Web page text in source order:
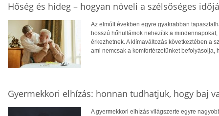
Hőség és hideg – hogyan növeli a szélsőséges
Az elmúlt években egyre gyakrabban
hosszú hőhullámok nehezítik a
érkezhetnek. A klímaváltozás következtében a
ami nemcsak a komfortérzetünket
Gyermekkori elhízás: honnan tudhatjuk, hogy baj
A gyermekkori elhízás világszerte egyre